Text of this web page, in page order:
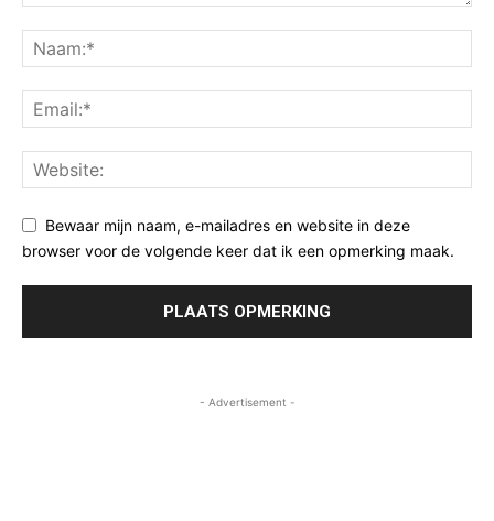
Bewaar mijn naam, e-mailadres en website in deze
browser voor de volgende keer dat ik een opmerking maak.
- Advertisement -